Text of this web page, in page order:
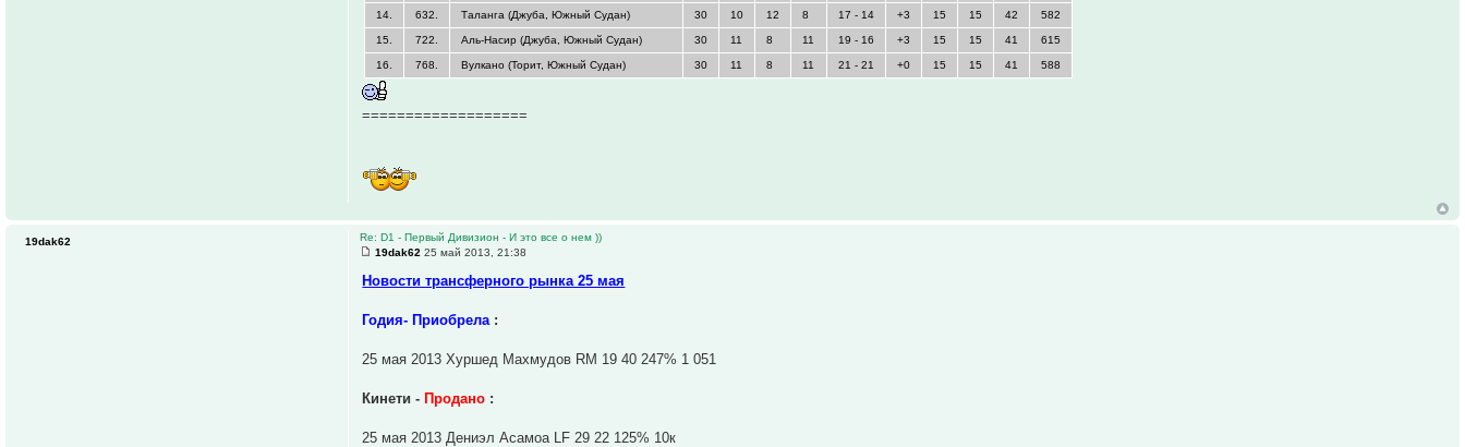
14. 632. Таланга (Джуба, Южный Судан) 30 10 12 8 17 - 14 +3 15 15 42 582
15. 722. Аль-Насир (Джуба, Южный Судан) 30 11 8 11 19 - 16 +3 15 15 41 615
16. 768. Вулкано (Торит, Южный Судан) 30 11 8 11 21 - 21 +0 15 15 41 588
===================
Re: D1 - Первый Дивизион - И это все о нем ))
19dak62 25 май 2013, 21:38
Новости трансферного рынка 25 мая
Годия- Приобрела :
25 мая 2013 Хуршед Махмудов RM 19 40 247% 1 051
Кинети -Продано :
25 мая 2013 Дениэл Асамоа LF 29 22 125% 10к
19dak62